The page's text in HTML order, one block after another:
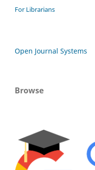
For Librarians
Open Journal Systems
Browse